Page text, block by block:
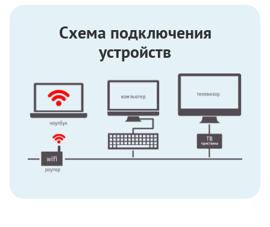
Схема подключения
устройств